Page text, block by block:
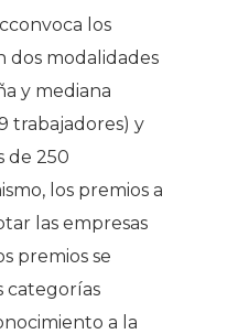
los
dos modalidades
y mediana
trabajadores) y
de 250
los premios a
las empresas
premios se
categorías
a la